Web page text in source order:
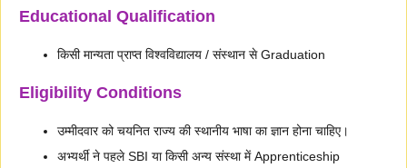
Educational Qualification
किसी मान्यता प्राप्त विश्वविद्यालय / संस्थान से Graduation
Eligibility Conditions
उम्मीदवार को चयनित राज्य की स्थानीय भाषा का ज्ञान होना चाहिए।
अभ्यर्थी ने पहले SBI या किसी अन्य संस्था में Apprenticeship